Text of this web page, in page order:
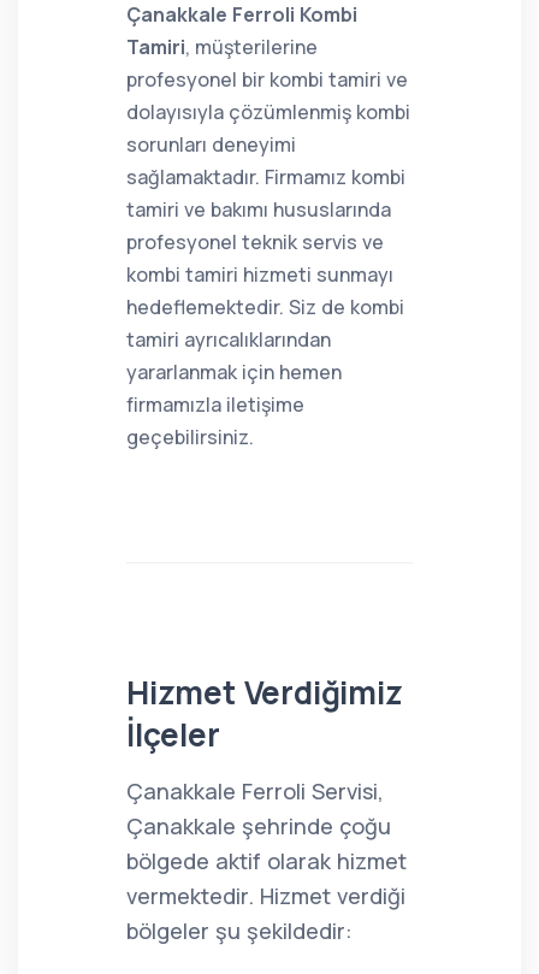
Çanakkale Ferroli Kombi
Tamiri, müşterilerine
profesyonel bir kombi tamiri ve
dolayısıyla çözümlenmiş kombi
sorunları deneyimi
sağlamaktadır. Firmamız kombi
tamiri ve bakımı hususlarında
profesyonel teknik servis ve
kombi tamiri hizmeti sunmayı
hedeflemektedir. Siz de kombi
tamiri ayrıcalıklarından
yararlanmak için hemen
firmamızla iletişime
geçebilirsiniz.
Hizmet Verdiğimiz
İlçeler
Çanakkale Ferroli Servisi,
Çanakkale şehrinde çoğu
bölgede aktif olarak hizmet
vermektedir. Hizmet verdiği
bölgeler şu şekildedir: